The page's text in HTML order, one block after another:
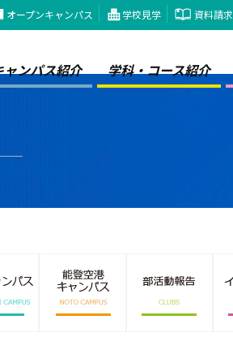
オープンキャンパス 学校見学 資料請求
ャンパス紹介 学科・コース紹介